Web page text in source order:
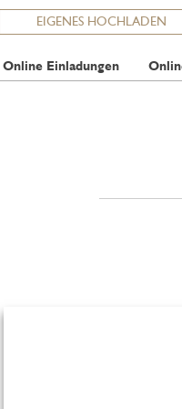
EIGENES HOCHLADEN
Online Einladungen